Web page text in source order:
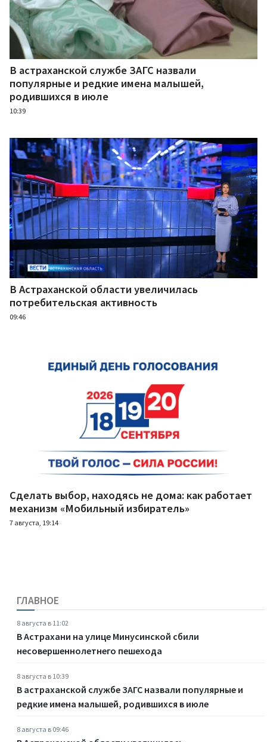
В астраханской службе ЗАГС назвали
популярные и редкие имена малышей,
родившихся в июле
10:39
В Астраханской области увеличилась
потребительская активность
09:46
Сделать выбор, находясь не дома: как работает
механизм «Мобильный избиратель»
7 августа, 19:14
ГЛАВНОЕ
8 августа в 11:02
В Астрахани на улице Минусинской сбили
несовершеннолетнего пешехода
8 августа в 10:39
В астраханской службе ЗАГС назвали популярные и
редкие имена малышей, родившихся в июле
8 августа в 09:46